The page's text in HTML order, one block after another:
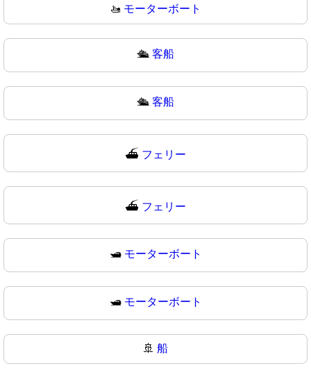
🚤 モーターボート
🛳️ 客船
🛳 客船
⛴️ フェリー
⛴ フェリー
🛥️ モーターボート
🛥 モーターボート
🚢 船